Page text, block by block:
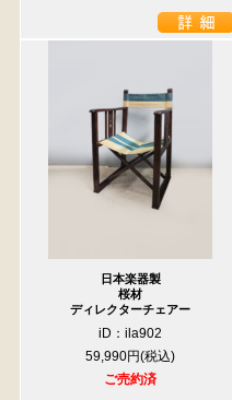
日本楽器製
桜材
ディレクターチェアー
iD：ila902
59,990円
ご売約済